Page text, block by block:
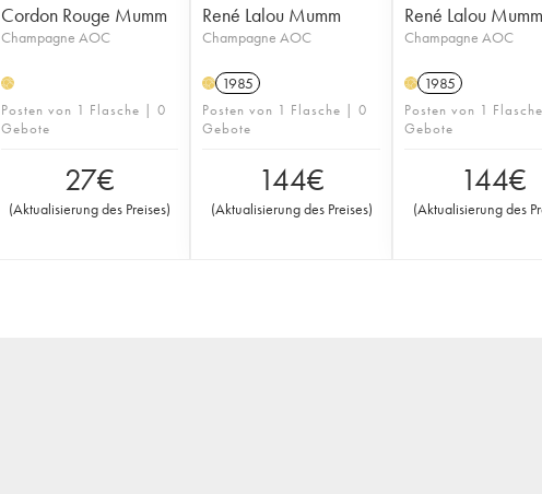
Cordon Rouge Mumm
Champagne AOC
H
Posten von 1 Flasche | 0
Gebote
27€
(Aktualisierung des Preises)
René Lalou Mumm
Champagne AOC
H 1985
Posten von 1 Flasche | 0
Gebote
144€
(Aktualisierung des Preises)
René Lalou Mumm
Champagne AOC
H 1985
Posten von 1
Gebote
144€
(Aktualisierung des